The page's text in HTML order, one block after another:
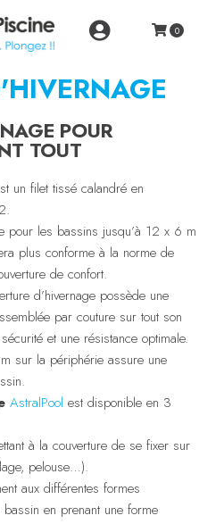
POUR
TOUT
un filet tissé calandré en
pour les bassins jusqu’à 12 x 6 m
plus conforme à la norme de
de confort.
d’hivernage possède une
par couture sur tout son
et une résistance optimale.
sur la périphérie assure une
AstralPool est disponible en 3
à la couverture de se fixer sur
pelouse…).
aux différentes formes
bassin en prenant une forme